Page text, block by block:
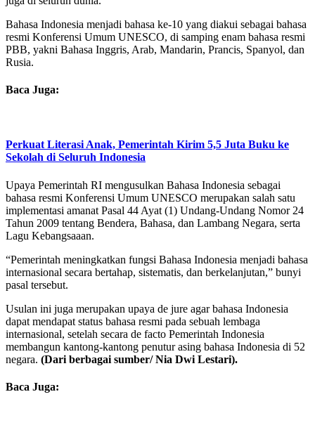
Bahasa Indonesia menjadi bahasa ke-10 yang diakui sebagai bahasa
resmi Konferensi Umum UNESCO, di samping enam bahasa resmi
PBB, yakni Bahasa Inggris, Arab, Mandarin, Prancis, Spanyol, dan
Rusia.
Baca Juga:
Perkuat Literasi Anak, Pemerintah Kirim 5,5 Juta Buku ke
Sekolah di Seluruh Indonesia
Upaya Pemerintah RI mengusulkan Bahasa Indonesia sebagai
bahasa resmi Konferensi Umum UNESCO merupakan salah satu
implementasi amanat Pasal 44 Ayat (1) Undang-Undang Nomor 24
Tahun 2009 tentang Bendera, Bahasa, dan Lambang Negara, serta
Lagu Kebangsaaan.
“Pemerintah meningkatkan fungsi Bahasa Indonesia menjadi bahasa
internasional secara bertahap, sistematis, dan berkelanjutan,” bunyi
pasal tersebut.
Usulan ini juga merupakan upaya de jure agar bahasa Indonesia
dapat mendapat status bahasa resmi pada sebuah lembaga
internasional, setelah secara de facto Pemerintah Indonesia
membangun kantong-kantong penutur asing bahasa Indonesia di 52
negara. (Dari berbagai sumber/ Nia Dwi Lestari).
Baca Juga: